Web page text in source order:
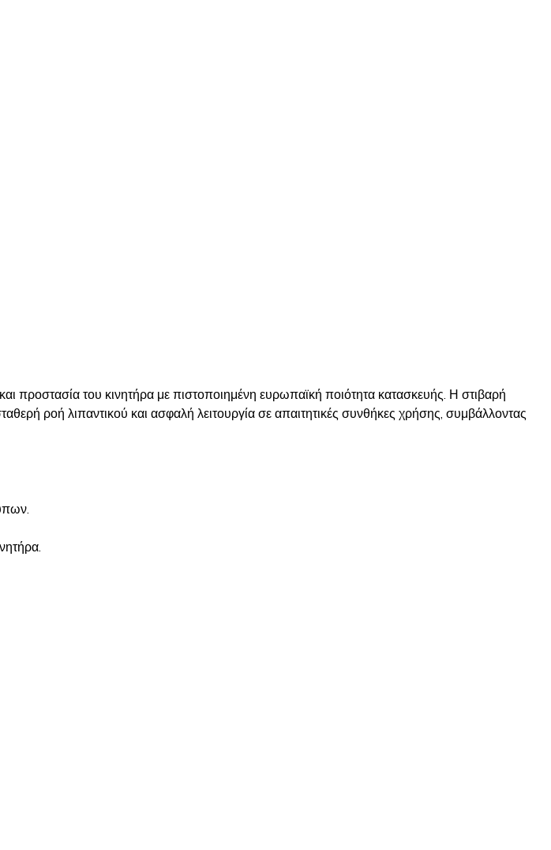
προστασία του κινητήρα με πιστοποιημένη ευρωπαϊκή ποιότητα κατασκευής. Η στιβαρή
ροή λιπαντικού και ασφαλή λειτουργία σε απαιτητικές συνθήκες χρήσης, συμβάλλοντας